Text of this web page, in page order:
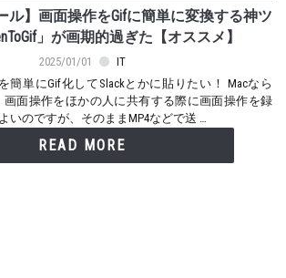
ル】画面操作をGifに簡単に変換する神ツ
」が画期的過ぎた【オススメ】
2025/01/01
IT
簡単にGif化してSlackとかに貼りたい！ Macなら
面操作をほかの人に共有する際に画面操作を録
いのですが、そのままMP4などで送 …
READ MORE